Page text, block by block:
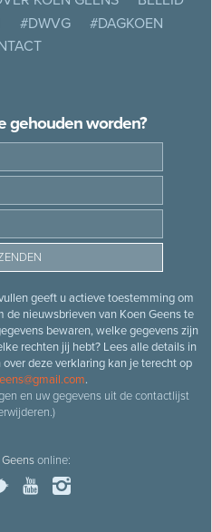
#DWVG
#DAGKOEN
gehouden worden?
geeft u actieve toestemming om
nieuwsbrieven van Koen Geens te
bewaren, welke gegevens zijn
rechten jij hebt? Lees alle details in
over deze verklaring kan je terecht op
.
en uw gegevens uit de contactlijst
online: